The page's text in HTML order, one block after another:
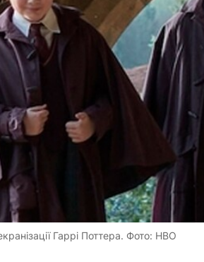
Гаррі Поттера. Фото: НВО